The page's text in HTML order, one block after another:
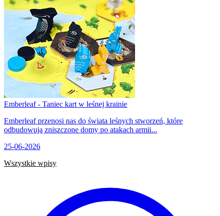
Emberleaf - Taniec kart w leśnej krainie
Emberleaf przenosi nas do świata leśnych stworzeń, które
odbudowują zniszczone domy po atakach armii...
25-06-2026
Wszystkie wpisy